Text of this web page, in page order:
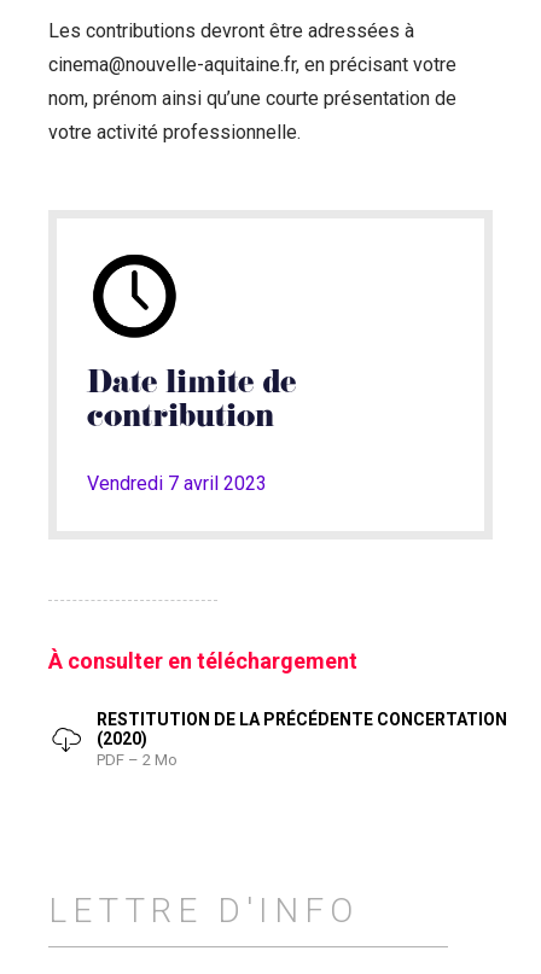
Les contributions devront être adressées à
cinema@nouvelle-aquitaine.fr, en précisant votre
nom, prénom ainsi qu’une courte présentation de
votre activité professionnelle.
Date limite de
contribution
Vendredi 7 avril 2023
À consulter en téléchargement
RESTITUTION DE LA PRÉCÉDENTE CONCERTATION
(2020)
PDF – 2 Mo
LETTRE D'INFO